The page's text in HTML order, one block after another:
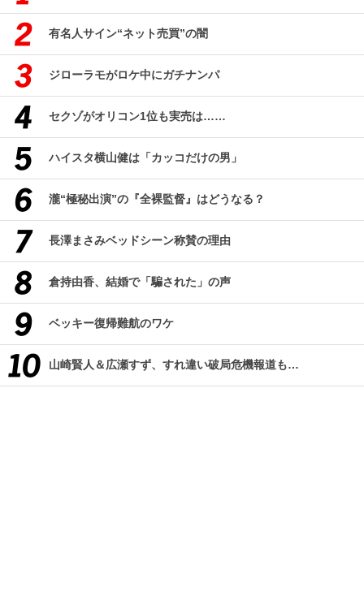
有名人サイン“ネット売買”の闇
ジローラモがロケ中にガチナンパ
セクゾがオリコン1位も実売は……
ハイスタ横山健は「カッコだけの男」
瀧“極秘出演”の『全裸監督』はどうなる？
長澤まさみベッドシーン称賛の理由
倉持由香、結婚で「騙された」の声
ベッキー復帰難航のワケ
山崎賢人＆広瀬すず、すれ違い破局危機報道も…